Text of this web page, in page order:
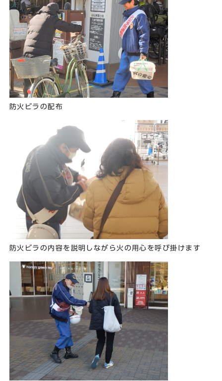
防火ビラの配布
防火ビラの内容を説明しながら火の用心を呼び掛けます